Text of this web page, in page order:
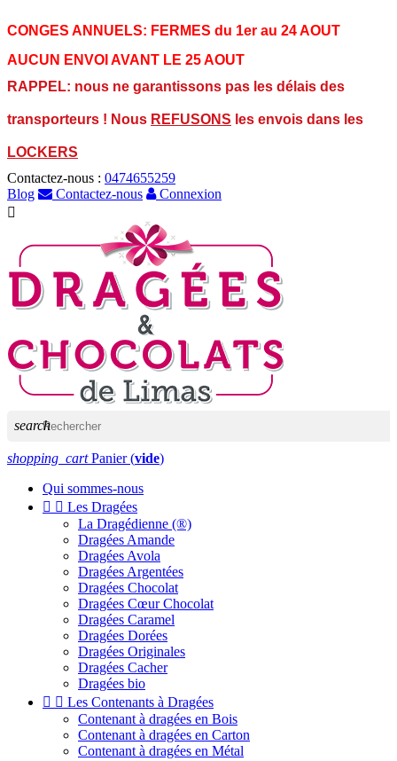
CONGES ANNUELS: FERMES du 1er au 24 AOUT
AUCUN ENVOI AVANT LE 25 AOUT
RAPPEL: nous ne garantissons pas les délais des
transporteurs ! Nous REFUSONS les envois dans les
LOCKERS
Contactez-nous : 0474655259
Blog
Contactez-nous
Connexion

search
shopping_cart Panier (vide)
Qui sommes-nous
  Les Dragées
La Dragédienne (®)
Dragées Amande
Dragées Avola
Dragées Argentées
Dragées Chocolat
Dragées Cœur Chocolat
Dragées Caramel
Dragées Dorées
Dragées Originales
Dragées Cacher
Dragées bio
  Les Contenants à Dragées
Contenant à dragées en Bois
Contenant à dragées en Carton
Contenant à dragées en Métal